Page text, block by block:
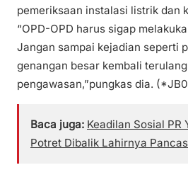
pemeriksaan instalasi listrik dan
“OPD-OPD harus sigap
Jangan sampai kejadian seperti
genangan besar kembali
pengawasan,”pungkas dia.
Baca juga: Keadilan Sosial PR
Potret Dibalik Lahirnya